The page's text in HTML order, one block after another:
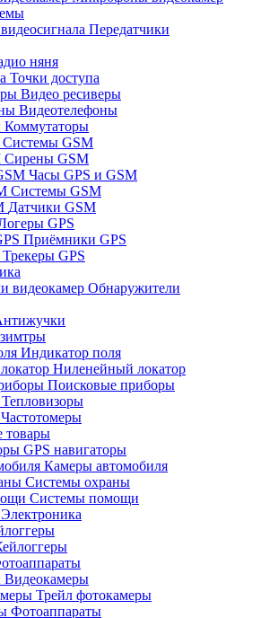
Передатчики
няня
Точки доступа
Видео ресиверы
Видеотелефоны
Коммутаторы
GSM
Сирены GSM
Часы GPS и GSM
Системы GSM
Датчики GSM
GPS
Приёмники GPS
Трекеры GPS
Обнаружители
Индикатор поля
Ниленейный локатор
Поисковые приборы
Тепловизоры
Частотомеры
товары
GPS навигаторы
Камеры автомобиля
Системы охраны
Системы помощи
Электроника
Видеокамеры
Трейл фотокамеры
Фотоаппараты